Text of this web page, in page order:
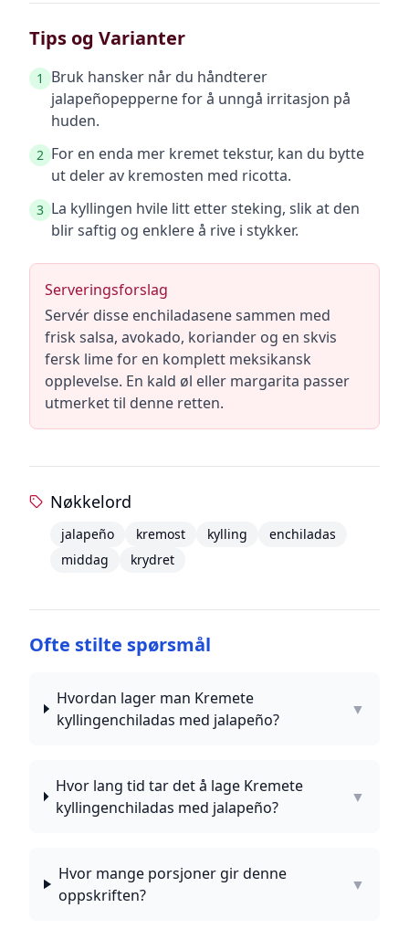
Tips og Varianter
1
Bruk hansker når du håndterer
jalapeñopepperne for å unngå irritasjon på
huden.
2 For en enda mer kremet tekstur, kan du bytte
ut deler av kremosten med ricotta.
3 La kyllingen hvile litt etter steking, slik at den
blir saftig og enklere å rive i stykker.
Serveringsforslag
Servér disse enchiladasene sammen med
frisk salsa, avokado, koriander og en skvis
fersk lime for en komplett meksikansk
opplevelse. En kald øl eller margarita passer
utmerket til denne retten.
Nøkkelord
jalapeño kremost kylling
enchiladas
middag
krydret
Ofte stilte spørsmål
Hvordan lager man Kremete
kyllingenchiladas med jalapeño?
▼
Hvor lang tid tar det å lage Kremete
kyllingenchiladas med jalapeño?
▼
Hvor mange porsjoner gir denne
oppskriften?
▼